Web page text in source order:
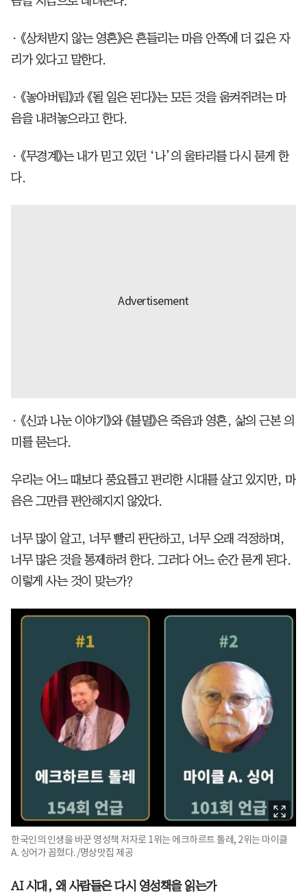
• 《상처받지 않는 영혼》은 흔들리는 마음 안쪽에 더 깊은 자
리가 있다고 말한다.
• 《놓아버림》과 《될 일은 된다》는 모든 것을 움켜쥐려는 마
음을 내려놓으라고 한다.
• 《무경계》는 내가 믿고 있던 ‘나’의 울타리를 다시 묻게 한
다.
• 《신과 나눈 이야기》와 《불멸》은 죽음과 영혼, 삶의 근본 의
미를 묻는다.
우리는 어느 때보다 풍요롭고 편리한 시대를 살고 있지만, 마
음은 그만큼 편안해지지 않았다.
너무 많이 알고, 너무 빨리 판단하고, 너무 오래 걱정하며,
너무 많은 것을 통제하려 한다. 그러다 어느 순간 묻게 된다.
이렇게 사는 것이 맞는가?
한국인의 인생을 바꾼 영성책 저자로 1위는 에크하르트 톨레, 2위는 마이클
A. 싱어가 꼽혔다. /명상맛집 제공
AI 시대, 왜 사람들은 다시 영성책을 읽는가